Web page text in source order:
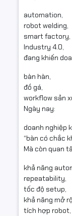
automation,
robot welding,
smart factory,
Industry 4.0,
đang khiến
bàn hàn,
đồ gá,
workflow sản
Ngày nay:
doanh nghiệp
“bàn có chắc
Mà còn quan
khả năng
repeatability,
tốc độ setup,
khả năng mở
tích hợp robot,